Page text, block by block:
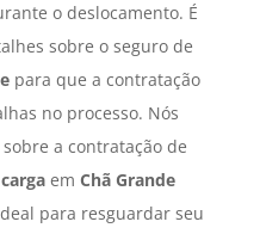
o deslocamento. É
sobre o seguro de
para que a contratação
no processo. Nós
a contratação de
em Chã Grande
para resguardar seu